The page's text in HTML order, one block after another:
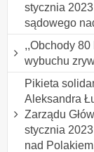
stycznia
sądowego
,,Obchody
wybuchu
Pikieta
Aleksandra
Zarządu
stycznia
nad